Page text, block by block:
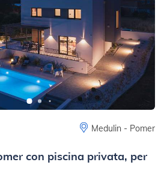
Medulin - Pomer
con piscina privata, per